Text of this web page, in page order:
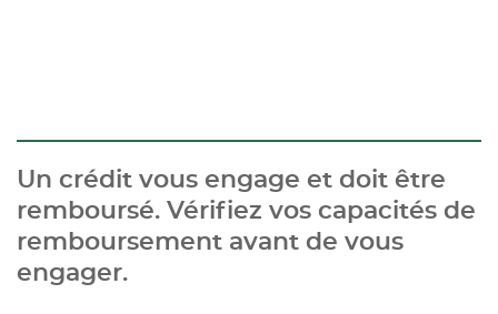
Un crédit vous engage et doit être
remboursé. Vérifiez vos capacités de
remboursement avant de vous
engager.